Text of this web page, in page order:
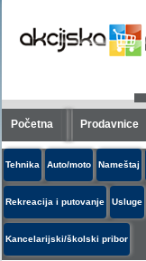
Početna Prodavnice
Tehnika Auto/moto Nameštaj
Rekreacija i putovanje Usluge
Kancelarijski/školski pribor